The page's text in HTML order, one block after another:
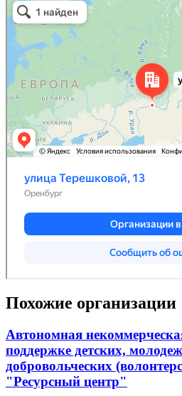
Похожие организации
Автономная
поддержке детских,
добровольческих
"Ресурсный центр"